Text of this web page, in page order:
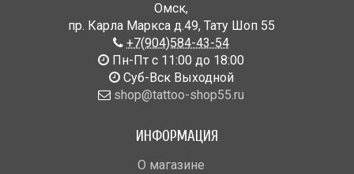
Омск,
пр. Карла Маркса д.49, Тату Шоп 55
+7(904)584-43-54
Пн-Пт с 11:00 до 18:00
Cуб-Вск Выходной
shop@tattoo-shop55.ru
ИНФОРМАЦИЯ
О магазине